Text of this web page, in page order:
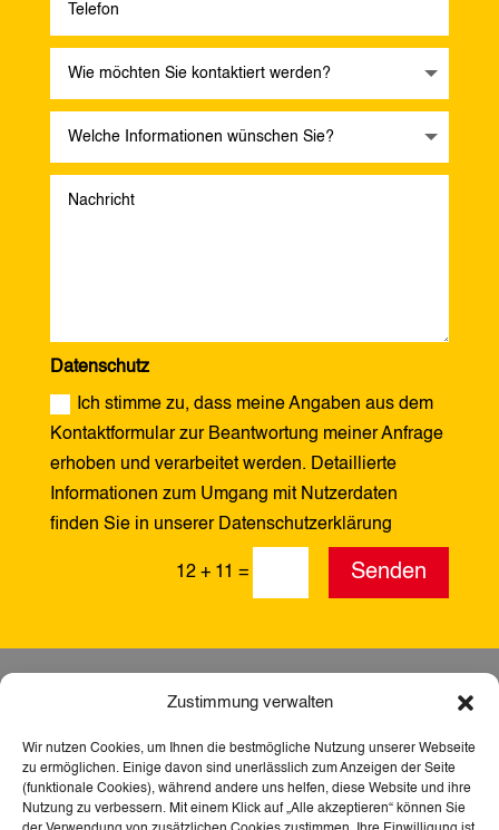
Zustimmung verwalten
Wir nutzen Cookies, um Ihnen die bestmögliche Nutzung unserer Webseite
zu ermöglichen. Einige davon sind unerlässlich zum Anzeigen der Seite
(funktionale Cookies), während andere uns helfen, diese Website und ihre
Nutzung zu verbessern. Mit einem Klick auf „Alle akzeptieren“ können Sie
Datenschutz
Ich stimme zu, dass meine Angaben aus dem
Kontaktformular zur Beantwortung meiner Anfrage
erhoben und verarbeitet werden. Detaillierte
Informationen zum Umgang mit Nutzerdaten
finden Sie in unserer Datenschutzerklärung
12 + 11 = Senden